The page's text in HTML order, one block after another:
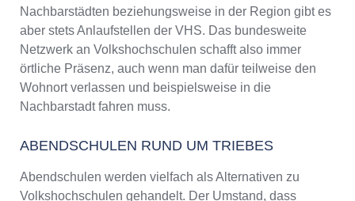
Nachbarstädten beziehungsweise in der Region gibt es
aber stets Anlaufstellen der VHS. Das bundesweite
Netzwerk an Volkshochschulen schafft also immer
örtliche Präsenz, auch wenn man dafür teilweise den
Wohnort verlassen und beispielsweise in die
Nachbarstadt fahren muss.
ABENDSCHULEN RUND UM TRIEBES
Abendschulen werden vielfach als Alternativen zu
Volkshochschulen gehandelt. Der Umstand, dass